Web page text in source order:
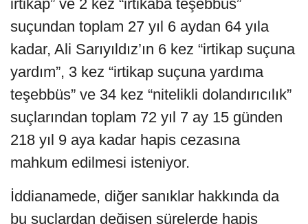
irtikap” ve 2 kez “irtikaba teşebbüs”
suçundan toplam 27 yıl 6 aydan 64 yıla
kadar, Ali Sarıyıldız’ın 6 kez “irtikap suçuna
yardım”, 3 kez “irtikap suçuna yardıma
teşebbüs” ve 34 kez “nitelikli dolandırıcılık”
suçlarından toplam 72 yıl 7 ay 15 günden
218 yıl 9 aya kadar hapis cezasına
mahkum edilmesi isteniyor.
İddianamede, diğer sanıklar hakkında da
bu suçlardan değişen sürelerde hapis